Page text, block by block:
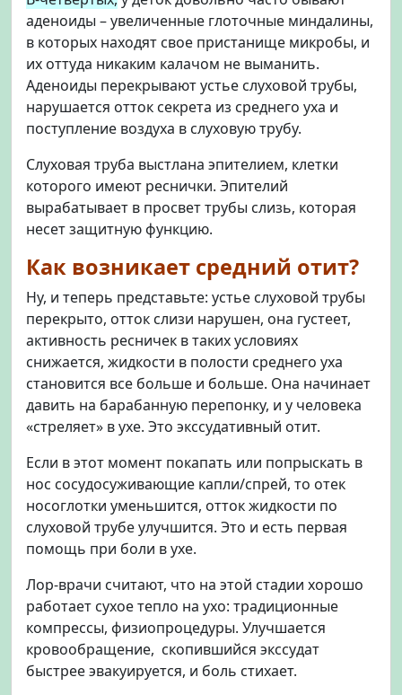
аденоиды – увеличенные глоточные миндалины,
в которых находят свое пристанище микробы, и
их оттуда никаким калачом не выманить.
Аденоиды перекрывают устье слуховой трубы,
нарушается отток секрета из среднего уха и
поступление воздуха в слуховую трубу.
Слуховая труба выстлана эпителием, клетки
которого имеют реснички. Эпителий
вырабатывает в просвет трубы слизь, которая
несет защитную функцию.
Как возникает средний отит?
Ну, и теперь представьте: устье слуховой трубы
перекрыто, отток слизи нарушен, она густеет,
активность ресничек в таких условиях
снижается, жидкости в полости среднего уха
становится все больше и больше. Она начинает
давить на барабанную перепонку, и у человека
«стреляет» в ухе. Это экссудативный отит.
Если в этот момент покапать или попрыскать в
нос сосудосуживающие капли/спрей, то отек
носоглотки уменьшится, отток жидкости по
слуховой трубе улучшится. Это и есть первая
помощь при боли в ухе.
Лор-врачи считают, что на этой стадии хорошо
работает сухое тепло на ухо: традиционные
компрессы, физиопроцедуры. Улучшается
кровообращение, скопившийся экссудат
быстрее эвакуируется, и боль стихает.